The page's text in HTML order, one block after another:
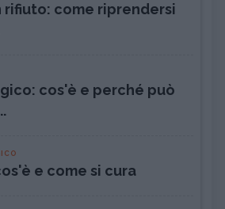
rifiuto: come riprendersi
cos'è e perché può
e come si cura